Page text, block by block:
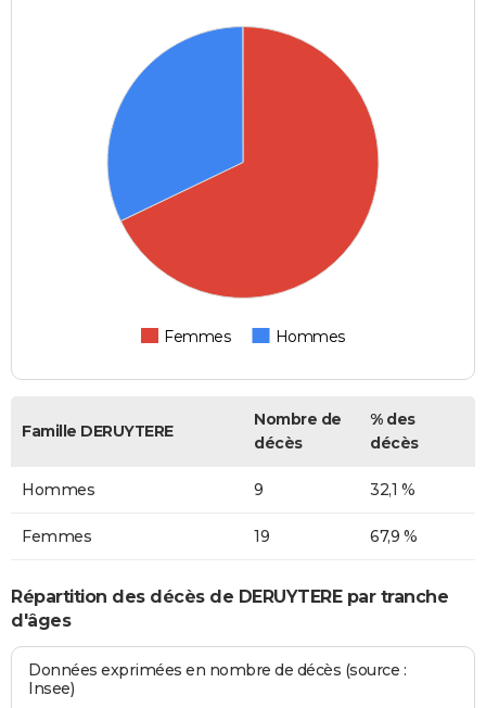
Femmes Hommes
Famille DERUYTERE
Nombre de
décès
% des
décès
Hommes 9 32,1 %
Femmes 19 67,9 %
Répartition des décès de DERUYTERE par tranche
d'âges
Données exprimées en nombre de décès (source :
Insee)